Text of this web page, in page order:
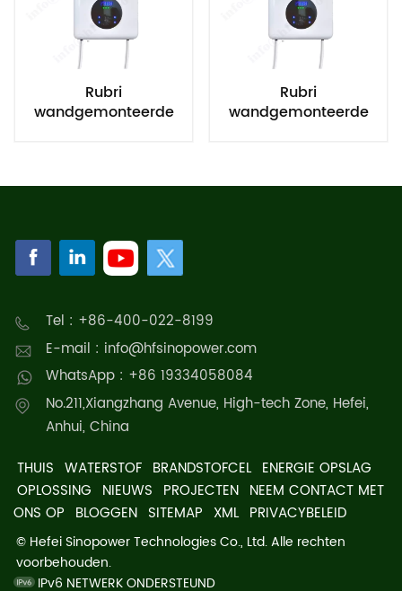
Waterstofbadmachine:
baanbrekend in een
nieuw tijdperk van
gezond baden.
concentratie
Rubri
wandgemonteerde
krachtige antioxidant
Rubri
wandgemonteerde
krachtige antioxidant
Tel : +86-400-022-8199
E-mail : info@hfsinopower.com
WhatsApp : +86 19334058084
No.211,Xiangzhang Avenue, High-tech Zone, Hefei,
Anhui, China
THUIS WATERSTOF BRANDSTOFCEL ENERGIE OPSLAG
OPLOSSING NIEUWS PROJECTEN NEEM CONTACT MET
ONS OP BLOGGEN SITEMAP XML PRIVACYBELEID
© Hefei Sinopower Technologies Co., Ltd. Alle rechten
voorbehouden.
IPv6 NETWERK ONDERSTEUND